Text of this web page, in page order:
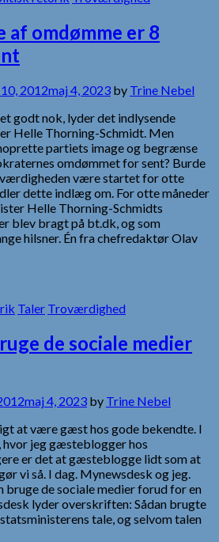
af omdømme er 8
2012maj 4, 2023 by Trine Nebel
godt nok, lyder det indlysende
Helle Thorning-Schmidt. Men
partiets image og begrænse
omdømmet for sent? Burde
være startet for otte
dette indlæg om. For otte måneder
Helle Thorning-Schmidts
blev bragt på bt.dk, og som
hilsner. Én fra chefredaktør Olav
Taler Troværdighed
de sociale medier
maj 4, 2023 by Trine Nebel
at være gæst hos gode bekendte. I
hvor jeg gæsteblogger hos
er det at gæsteblogge lidt som at
vi så. I dag. Mynewsdesk og jeg.
bruge de sociale medier forud for en
lyder overskriften: Sådan brugte
tale, og selvom talen